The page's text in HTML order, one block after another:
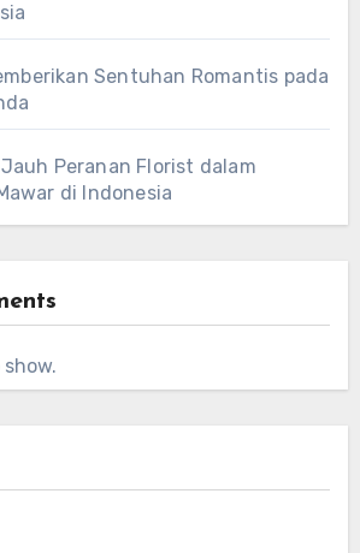
Sentuhan Romantis pada
Peranan Florist dalam
di Indonesia